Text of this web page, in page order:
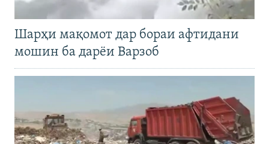
Шарҳи мақомот дар бораи афтидани
мошин ба дарёи Варзоб